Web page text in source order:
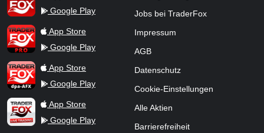
Google Play
TraderFox ProApp Store
Google Play
TraderFox dpa-AFX ProFeed
App Store
Google Play
TraderFox Live Trading
App Store
Google Play
Jobs bei TraderFox
Impressum
AGB
Datenschutz
Cookie-Einstellungen
Alle Aktien
Barrierefreiheit